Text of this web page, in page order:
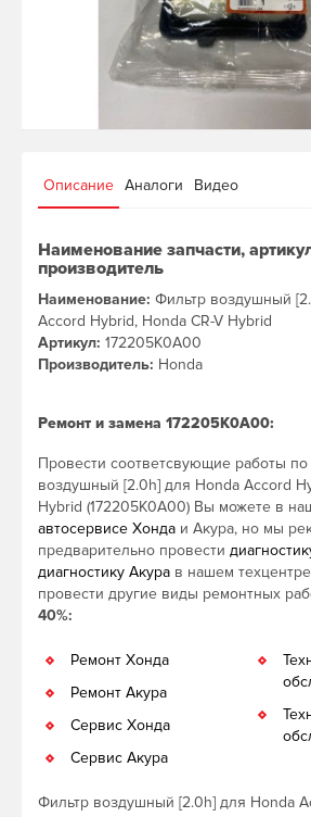
Описание Аналоги Видео
Наименование запчасти,
производитель
Наименование: Фильтр воздушный
Accord Hybrid, Honda CR-V Hybrid
Артикул: 172205K0A00
Производитель: Honda
Ремонт и замена 172205K0A00:
Провести соответсвующие работы
воздушный [2.0h] для Honda Accord
Hybrid (172205K0A00) Вы можете в
автосервисе Хонда и Акура, но мы
предварительно провести
диагностику Акура в нашем
провести другие виды ремонтных
40%:
Ремонт Хонда
Ремонт Акура
Сервис Хонда
Сервис Акура
Фильтр воздушный [2.0h] для Honda